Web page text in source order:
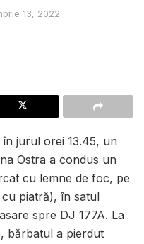
13, 2022
jurul orei 13.45, un
Ostra a condus un
cu lemne de foc, pe
piatră), în satul
spre DJ 177A. La
bărbatul a pierdut